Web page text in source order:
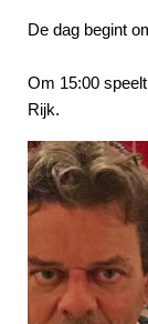
De dag begint
Om 15:00
Rijk.